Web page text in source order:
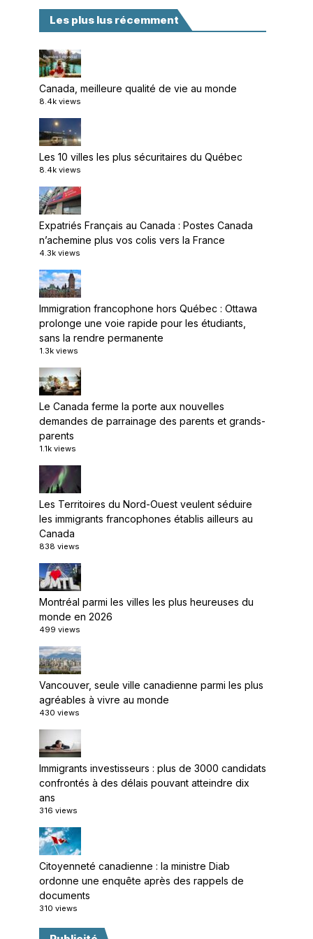
Les plus lus récemment
Canada, meilleure qualité de vie au monde
8.4k views
Les 10 villes les plus sécuritaires du Québec
8.4k views
Expatriés Français au Canada : Postes Canada
n’achemine plus vos colis vers la France
4.3k views
Immigration francophone hors Québec : Ottawa
prolonge une voie rapide pour les étudiants,
sans la rendre permanente
1.3k views
Le Canada ferme la porte aux nouvelles
demandes de parrainage des parents et grands-
parents
1.1k views
Les Territoires du Nord-Ouest veulent séduire
les immigrants francophones établis ailleurs au
Canada
838 views
Montréal parmi les villes les plus heureuses du
monde en 2026
499 views
Vancouver, seule ville canadienne parmi les plus
agréables à vivre au monde
430 views
Immigrants investisseurs : plus de 3000 candidats
confrontés à des délais pouvant atteindre dix
ans
316 views
Citoyenneté canadienne : la ministre Diab
ordonne une enquête après des rappels de
documents
310 views